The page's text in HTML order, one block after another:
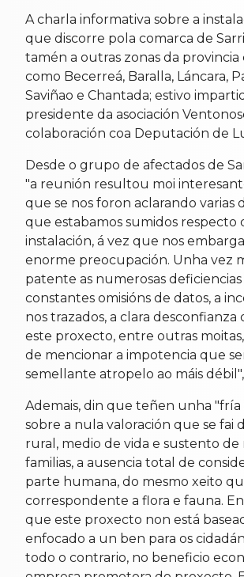
A charla informativa sobre a
que discorre pola comarca de
tamén a outras zonas da provincia
como Becerreá, Baralla, Láncara,
Saviñao e Chantada; estivo
presidente da asociación
colaboración coa Deputación de
Desde o grupo de afectados de
"a reunión resultou moi
que se nos foron aclarando varias
que estabamos sumidos respecto
instalación, á vez que nos
enorme preocupación. Unha vez
patente as numerosas deficiencias
constantes omisións de datos, a
nos trazados, a clara
este proxecto, entre outras
de mencionar a impotencia que
semellante atropelo ao máis
Ademais, din que teñen unha "fría
sobre a nula valoración que se fai
rural, medio de vida e sustento de
familias, a ausencia total de
parte humana, do mesmo xeito
correspondente a flora e fauna.
que este proxecto non está
enfocado a un ben para os
todo o contrario, no beneficio